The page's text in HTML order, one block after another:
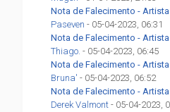
Nota de Falecimento -
Paseven - 05-04-2023, 06:31
Nota de Falecimento -
Thiago. - 05-04-2023, 06:45
Nota de Falecimento -
Bruna' - 05-04-2023, 06:52
Nota de Falecimento -
Derek Valmont - 05-04-2023,